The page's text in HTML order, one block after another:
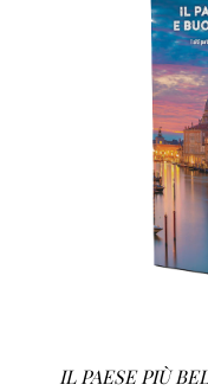
AGGIUNGI
IL PAESE PIÙ